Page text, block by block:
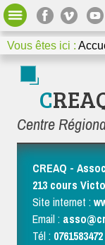
Votre espace
Vous êtes ici :
Centre
CREAQ -
213 cours
Site internet :
Email :
Tél : 0761583472